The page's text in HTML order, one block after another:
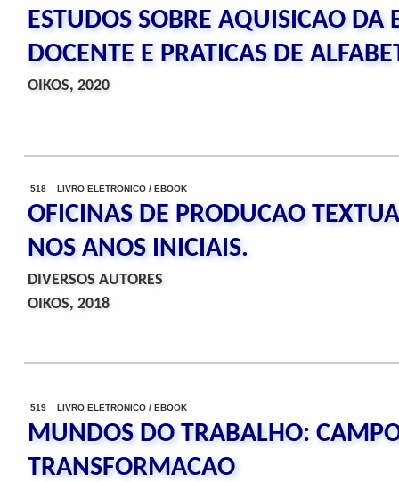
ESTUDOS SOBRE AQUISICAO DA
DOCENTE E PRATICAS DE
OIKOS, 2020
518 LIVRO ELETRONICO / EBOOK
OFICINAS DE PRODUCAO
NOS ANOS INICIAIS.
DIVERSOS AUTORES
OIKOS, 2018
519 LIVRO ELETRONICO / EBOOK
MUNDOS DO TRABALHO:
TRANSFORMACAO